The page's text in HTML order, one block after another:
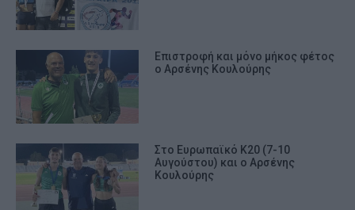
Επιστροφή και μόνο μήκος φέτος
ο Αρσένης Κουλούρης
Στο Ευρωπαϊκό Κ20 (7-10
Αυγούστου) και ο Αρσένης
Κουλούρης